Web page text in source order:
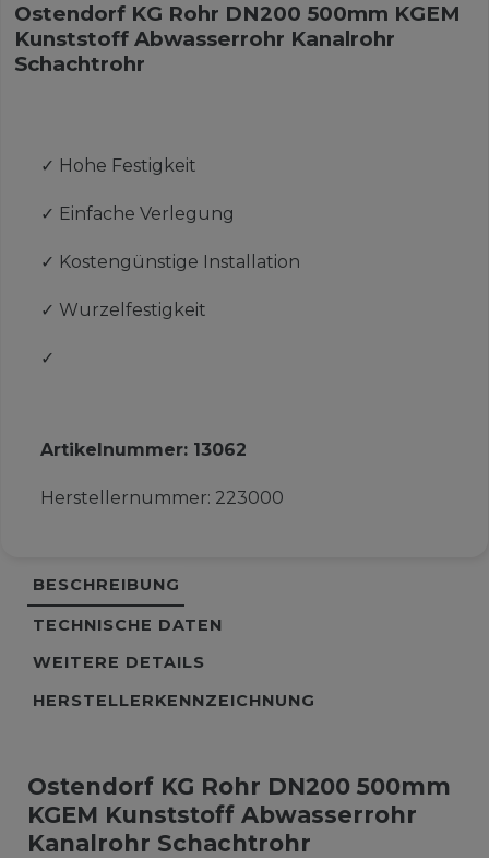
Ostendorf KG Rohr DN200 500mm KGEM
Kunststoff Abwasserrohr Kanalrohr
Schachtrohr
✓ Hohe Festigkeit
✓ Einfache Verlegung
✓ Kostengünstige Installation
✓ Wurzelfestigkeit
✓
Artikelnummer: 13062
Herstellernummer: 223000
BESCHREIBUNG
TECHNISCHE DATEN
WEITERE DETAILS
HERSTELLERKENNZEICHNUNG
Ostendorf KG Rohr DN200 500mm
KGEM Kunststoff Abwasserrohr
Kanalrohr Schachtrohr